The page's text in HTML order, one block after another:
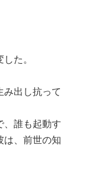
た。
出し抗って
、誰も起動す
は、前世の知